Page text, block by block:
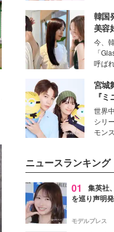
モデ
好さ
ク。
すヒ
生理
韓国
美容
「ヘ
今、
「
呼ば
ショ
して
めて
子。
な髪
女性
宮城
『
ズ』
だけ
動
世界
シリ
モン
デル
談を
ら、
の感
た。
ニュースランキング
01
集英社
を巡り声明
モデルプレス